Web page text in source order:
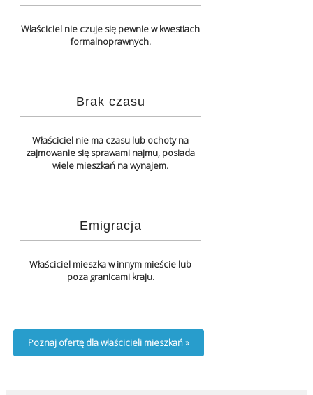
Właściciel nie czuje się pewnie w kwestiach
formalnoprawnych.
Brak czasu
Właściciel nie ma czasu lub ochoty na
zajmowanie się sprawami najmu, posiada
wiele mieszkań na wynajem.
Emigracja
Właściciel mieszka w innym mieście lub
poza granicami kraju.
Poznaj ofertę dla właścicieli mieszkań »